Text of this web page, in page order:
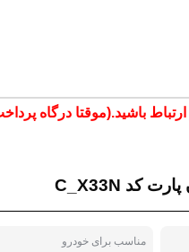
درگاه پرداخت غیر
مناسب برای خودرو